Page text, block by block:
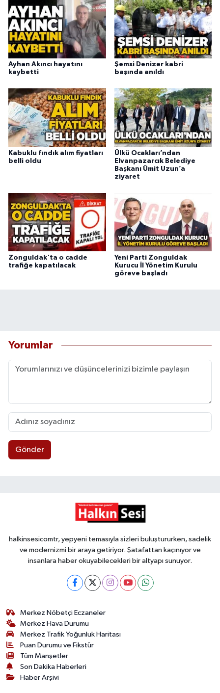
Ayhan Akıncı hayatını
kaybetti
Şemsi Denizer kabri
başında anıldı
Kabuklu fındık alım fiyatları
belli oldu
Ülkü Ocakları’ndan
Elvanpazarcık Belediye
Başkanı Ümit Uzun’a
ziyaret
Zonguldak'ta o cadde
trafiğe kapatılacak
Yeni Parti Zonguldak
Kurucu İl Yönetim Kurulu
göreve başladı
Yorumlar
Gönder
halkinsesicomtr, yepyeni temasıyla sizleri buluştururken, sadelik
ve modernizmi bir araya getiriyor. Şatafattan kaçınıyor ve
insanlara haber okuyabilecekleri bir altyapı sunuyor.
Merkez Nöbetçi Eczaneler
Merkez Hava Durumu
Merkez Trafik Yoğunluk Haritası
Puan Durumu ve Fikstür
Tüm Manşetler
Son Dakika Haberleri
Haber Arşivi